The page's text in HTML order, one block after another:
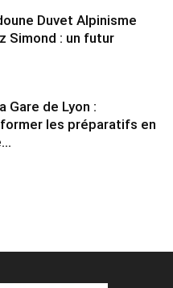
Duvet Alpinisme
Simond : un futur
Gare de Lyon :
les préparatifs en